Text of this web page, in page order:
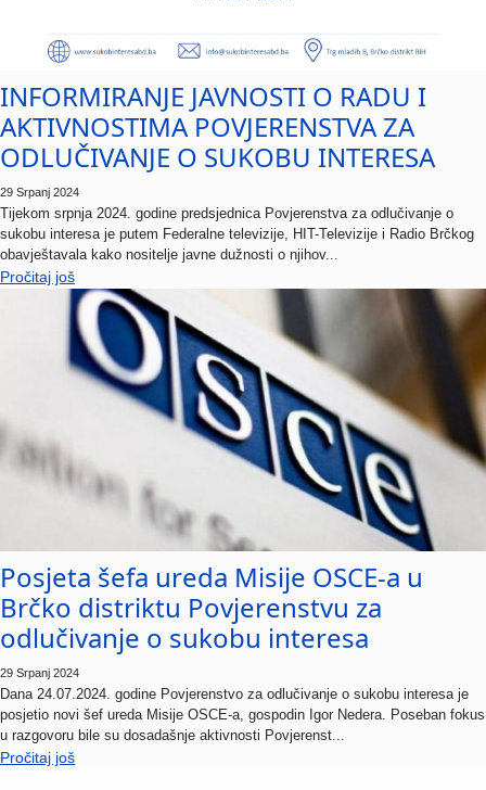
INFORMIRANJE JAVNOSTI O RADU I
AKTIVNOSTIMA POVJERENSTVA ZA
ODLUČIVANJE O SUKOBU INTERESA
Tijekom srpnja 2024. godine predsjednica Povjerenstva za odlučivanje o
sukobu interesa je putem Federalne televizije, HIT-Televizije i Radio Brčkog
obavještavala kako nositelje javne dužnosti o njihov...
Pročitaj još
Posjeta šefa ureda Misije OSCE-a u
Brčko distriktu Povjerenstvu za
odlučivanje o sukobu interesa
Dana 24.07.2024. godine Povjerenstvo za odlučivanje o sukobu interesa je
posjetio novi šef ureda Misije OSCE-a, gospodin Igor Nedera. Poseban fokus
u razgovoru bile su dosadašnje aktivnosti Povjerenst...
Pročitaj još